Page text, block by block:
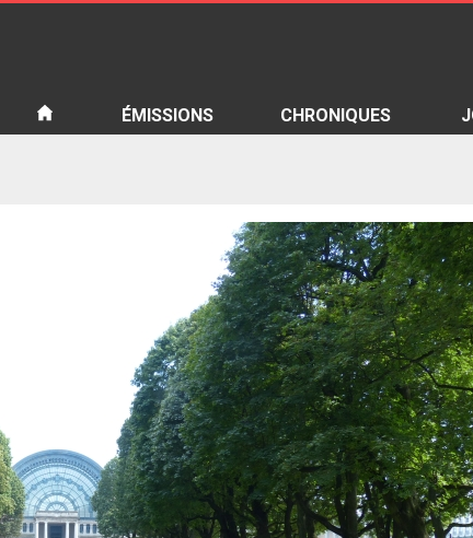
ÉMISSIONS CHRONIQUES